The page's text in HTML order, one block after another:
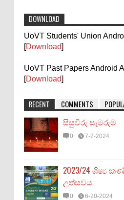
DOWNLOAD
UoVT Students' Union
[Download]
UoVT Past Papers Android
[Download]
RECENT COMMENTS
සිසුවිරු සැමරුම
0 7-2-2024
2023/24 ශිෂ්‍ය
උත්සවය
0 6-20-2024